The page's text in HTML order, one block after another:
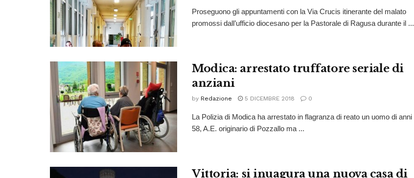
Proseguono gli appuntamenti con la Via Crucis itinerante del malato
promossi dall’ufficio diocesano per la Pastorale di Ragusa durante il ...
Modica: arrestato truffatore seriale di
anziani
by Redazione 5 DICEMBRE 2018 0
La Polizia di Modica ha arrestato in flagranza di reato un uomo di anni
58, A.E. originario di Pozzallo ma ...
Vittoria: si inuagura una nuova casa di